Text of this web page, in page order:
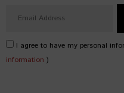
I agree to have my personal
information )